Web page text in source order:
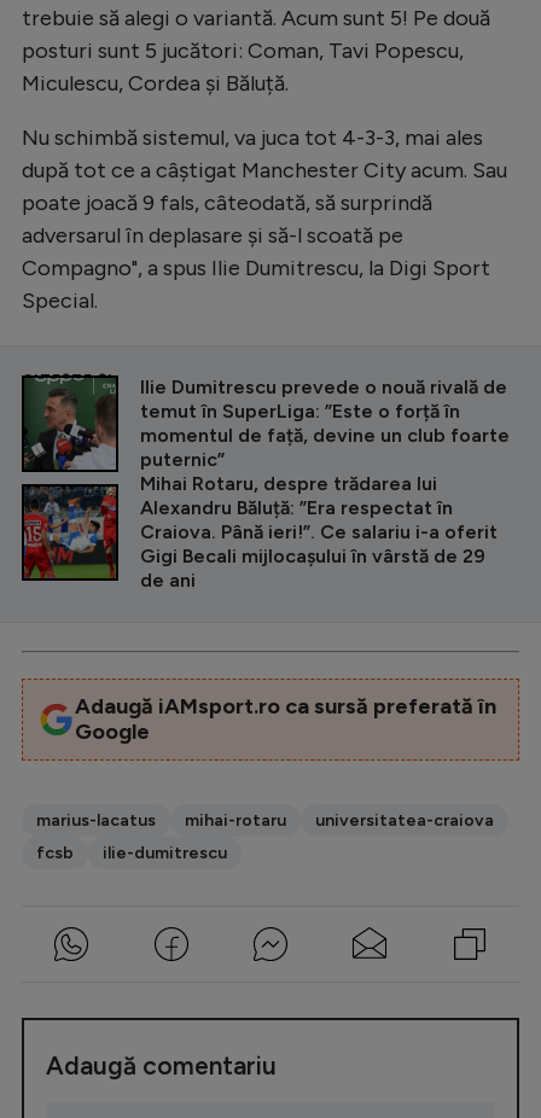
trebuie să alegi o variantă. Acum sunt 5! Pe două
posturi sunt 5 jucători: Coman, Tavi Popescu,
Miculescu, Cordea și Băluță.
Nu schimbă sistemul, va juca tot 4-3-3, mai ales
după tot ce a câștigat Manchester City acum. Sau
poate joacă 9 fals, câteodată, să surprindă
adversarul în deplasare și să-l scoată pe
Compagno", a spus Ilie Dumitrescu, la Digi Sport
Special.
CITEȘTE ȘI
Ilie Dumitrescu prevede o nouă rivală de
temut în SuperLiga: ”Este o forță în
momentul de față, devine un club foarte
puternic”
Mihai Rotaru, despre trădarea lui
Alexandru Băluță: ”Era respectat în
Craiova. Până ieri!”. Ce salariu i-a oferit
Gigi Becali mijlocașului în vârstă de 29
de ani
Adaugă iAMsport.ro ca sursă preferată în
Google
marius-lacatus mihai-rotaru
universitatea-craiova
fcsb
ilie-dumitrescu
Adaugă comentariu